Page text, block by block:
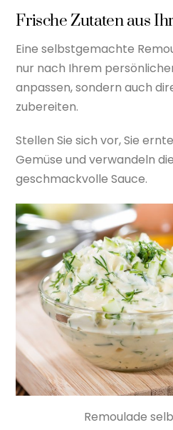
Frische Zutaten aus
Eine selbstgemachte
nur nach Ihrem
anpassen, sondern auch
zubereiten.
Stellen Sie sich vor, Sie
Gemüse und verwandeln
geschmackvolle Sauce.
Remoulade